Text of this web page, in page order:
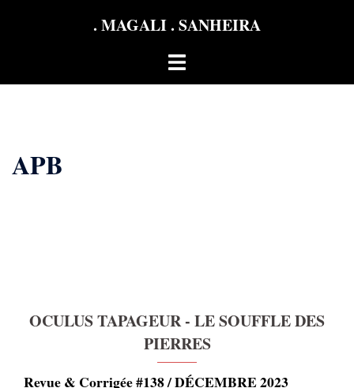
. MAGALI . SANHEIRA
Ouvrir/fermer
APB
OCULUS TAPAGEUR - LE SOUFFLE DES
PIERRES
Revue & Corrigée #138 / DÉCEMBRE 2023